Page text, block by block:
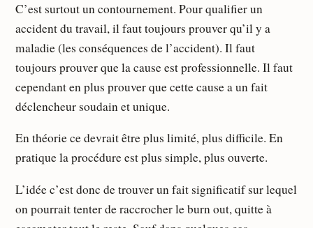
C’est surtout un contournement. Pour qualifier un
accident du travail, il faut toujours prouver qu’il y a
maladie (les conséquences de l’accident). Il faut
toujours prouver que la cause est professionnelle. Il faut
cependant en plus prouver que cette cause a un fait
déclencheur soudain et unique.
En théorie ce devrait être plus limité, plus difficile. En
pratique la procédure est plus simple, plus ouverte.
L’idée c’est donc de trouver un fait significatif sur lequel
on pourrait tenter de raccrocher le burn out, quitte à